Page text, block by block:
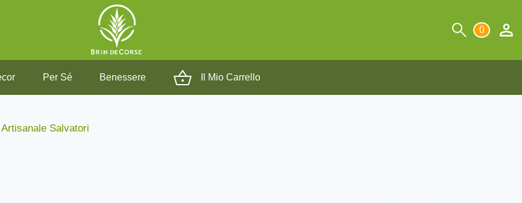
0
Per Sé Benessere Il Mio Carrello
Salvatori